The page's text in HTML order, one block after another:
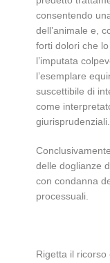
consentendo
dell’animale e,
forti dolori che
l’imputata
l’esemplare
suscettibile di
come
giurisprudenziali.
delle doglianze
con condanna
processuali.
Rigetta il